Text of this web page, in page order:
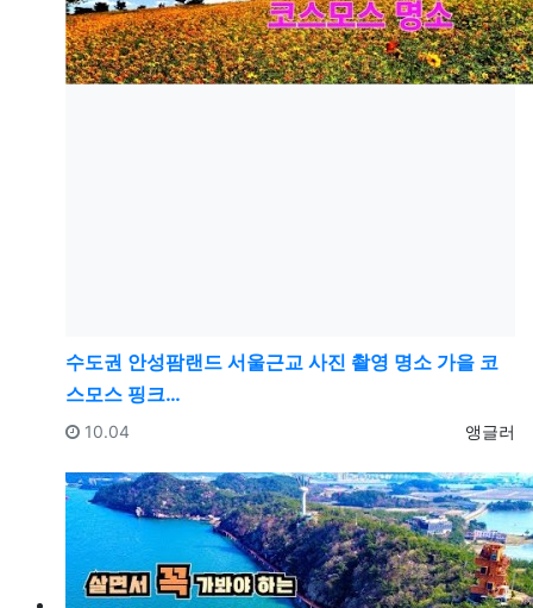
수도권 안성팜랜드 서울근교 사진 촬영 명소 가을 코
스모스 핑크…
등록자
앵글러
등록일
10.04